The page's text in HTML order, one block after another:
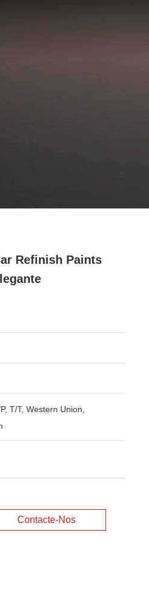
Refinish Paints
T/T, Western Union,
Contacte-Nos